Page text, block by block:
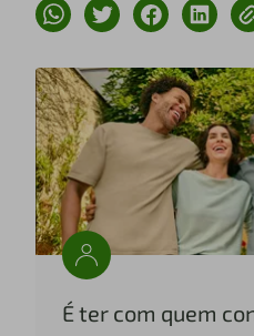
É ter com quem